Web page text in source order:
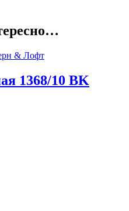
& Лофт
1368/10 BK